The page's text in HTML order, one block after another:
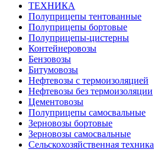
ТЕХНИКА
Полуприцепы тентованные
Полуприцепы бортовые
Полуприцепы-цистерны
Контейнеровозы
Бензовозы
Битумовозы
Нефтевозы с термоизоляцией
Нефтевозы без термоизоляции
Цементовозы
Полуприцепы самосвальные
Зерновозы бортовые
Зерновозы самосвальные
Сельскохозяйственная техника